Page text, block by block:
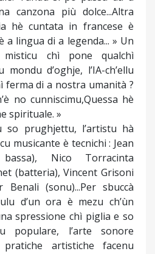
più dolce...Altra
hè cuntata in francese è
a lingua di a legenda... » Un
misticu chì pone qualchì
d’oghje, l’IA-ch’ellu
ferma di a nostra umanità ?
no cunniscimu,Quessa hè
spirituale. »
prughjettu, l’artistu hà
musicante è tecnichi : Jean
Nico Torracinta
(batteria), Vincent Grisoni
(sonu)...Per sbuccà
d’un ora è mezu ch’ùn
spressione chì piglia e so
populare, l’arte sonore
pratiche artistiche facenu